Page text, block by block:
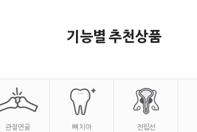
기능별 추천상품
관절연골 뼈 치아 전립선